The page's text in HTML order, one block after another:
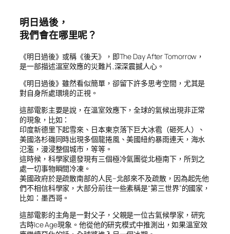
明日過後，
我們會在哪里呢？
《明日過後》或稱《後天》，即The Day After Tomorrow，
是一部描述溫室效應的災難片,深深震撼人心。
《明日過後》雖然看似簡單，卻留下許多思考空間，尤其是
對自身所處環境的正視。
這部電影主要是說，在溫室效應下，全球的氣候出現非正常
的現象，比如：
印度新德里下起雪來、日本東京落下巨大冰雹（砸死人）、
美國洛杉磯同時出現多個龍捲風、美國紐約暴雨連天，海水
氾濫，漫浸整個城市，等等。
這時候，科學家還發現有三個極冷氣團從北極南下，所到之
處一切事物瞬間冷凍。
美國政府於是疏散南部的人民–北部來不及疏散，因為起先他
們不相信科學家，大部分前往一些素稱是“第三世界”的國家，
比如：墨西哥。
這部電影的主角是一對父子，父親是一位古氣候學家，研究
古時Ice Age現象。他從他的研究模式中推測出，如果溫室效